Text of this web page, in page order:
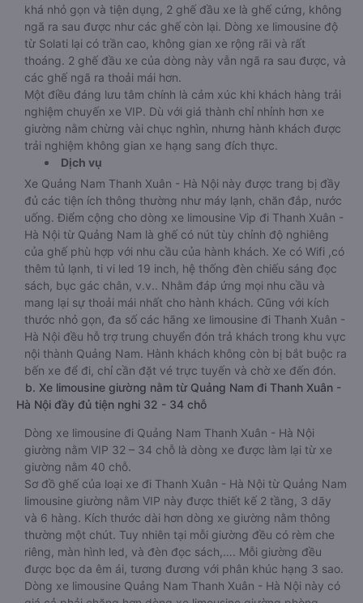
khá nhỏ gọn và tiện dụng, 2 ghế đầu xe là ghế cứng, không
ngã ra sau được như các ghế còn lại. Dòng xe limousine độ
từ Solati lại có trần cao, không gian xe rộng rãi và rất
thoáng. 2 ghế đầu xe của dòng này vẫn ngã ra sau được, và
các ghế ngã ra thoải mái hơn.
Một điều đáng lưu tâm chính là cảm xúc khi khách hàng trải
nghiệm chuyến xe VIP. Dù với giá thành chỉ nhỉnh hơn xe
giường nằm chừng vài chục nghìn, nhưng hành khách được
trải nghiệm không gian xe hạng sang đích thực.
Dịch vụ
Xe Quảng Nam Thanh Xuân - Hà Nội này được trang bị đầy
đủ các tiện ích thông thường như máy lạnh, chăn đắp, nước
uống. Điểm cộng cho dòng xe limousine Vip đi Thanh Xuân -
Hà Nội từ Quảng Nam là ghế có nút tùy chỉnh độ nghiêng
của ghế phù hợp với nhu cầu của hành khách. Xe có Wifi ,có
thêm tủ lạnh, ti vi led 19 inch, hệ thống đèn chiếu sáng đọc
sách, bục gác chân, v.v.. Nhằm đáp ứng mọi nhu cầu và
mang lại sự thoải mái nhất cho hành khách. Cũng với kích
thước nhỏ gọn, đa số các hãng xe limousine đi Thanh Xuân -
Hà Nội đều hỗ trợ trung chuyển đón trả khách trong khu vực
nội thành Quảng Nam. Hành khách không còn bị bắt buộc ra
bến xe để đi, chỉ cần đặt vé trực tuyến và chờ xe đến đón.
b. Xe limousine giường nằm từ Quảng Nam đi Thanh Xuân -
Hà Nội đầy đủ tiện nghi 32 - 34 chỗ
Dòng xe limousine đi Quảng Nam Thanh Xuân - Hà Nội
giường nằm VIP 32 – 34 chỗ là dòng xe được làm lại từ xe
giường nằm 40 chỗ.
Sơ đồ ghế của loại xe đi Thanh Xuân - Hà Nội từ Quảng Nam
limousine giường nằm VIP này được thiết kế 2 tầng, 3 dãy
và 6 hàng. Kích thước dài hơn dòng xe giường nằm thông
thường một chút. Tuy nhiên tại mỗi giường đều có rèm che
riêng, màn hình led, và đèn đọc sách,…. Mỗi giường đều
được bọc da êm ái, tương đương với phân khúc hạng 3 sao.
Dòng xe limousine Quảng Nam Thanh Xuân - Hà Nội này có